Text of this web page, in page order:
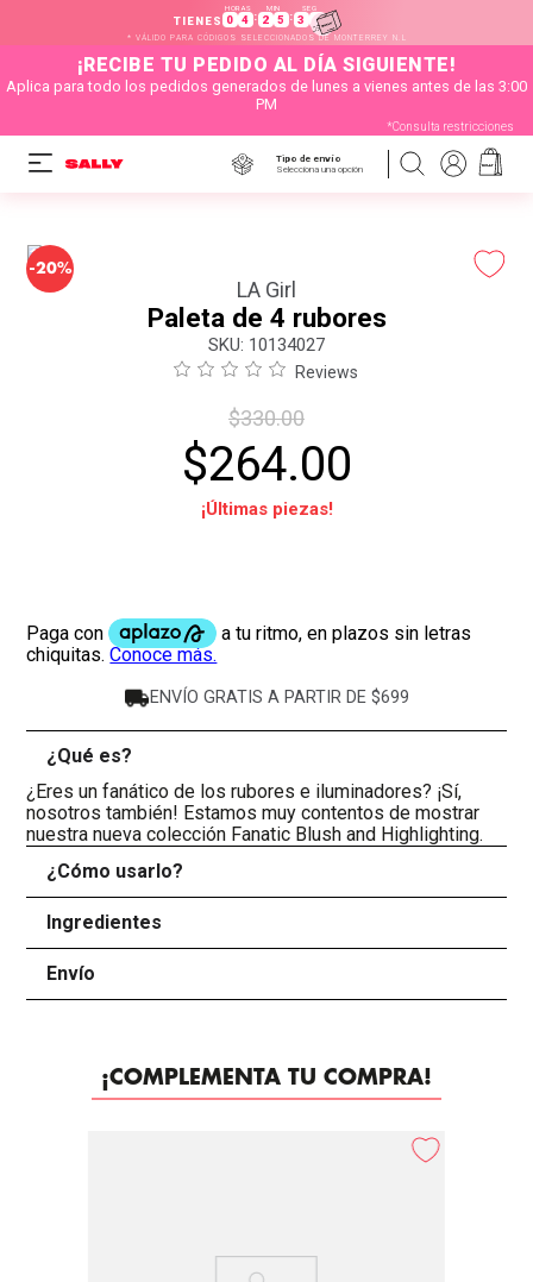
TIENES
HORAS
0 4 :
MIN
2 5 :
SEG
3 8
* VÁLIDO PARA CÓDIGOS SELECCIONADOS DE MONTERREY N.L
¡RECIBE TU PEDIDO AL DÍA SIGUIENTE!
Aplica para todo los pedidos generados de lunes a vienes antes de las 3:00
PM
*Consulta restricciones
Tipo de envío
Selecciona una opción
-20%
LA Girl
Paleta de 4 rubores
: 10134027
Reviews
$330.00
$264.00
¡Últimas piezas!
ENVÍO GRATIS A PARTIR DE $699
¿Qué es?
¿Eres un fanático de los rubores e iluminadores? ¡Sí,
nosotros también! Estamos muy contentos de mostrar
nuestra nueva colección Fanatic Blush and Highlighting.
¿Cómo usarlo?
Ingredientes
Envío
¡COMPLEMENTA TU COMPRA!